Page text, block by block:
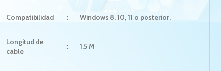
Compatibilidad : Windows 8, 10, 11 o posterior.
Longitud de
cable
: 1.5 M